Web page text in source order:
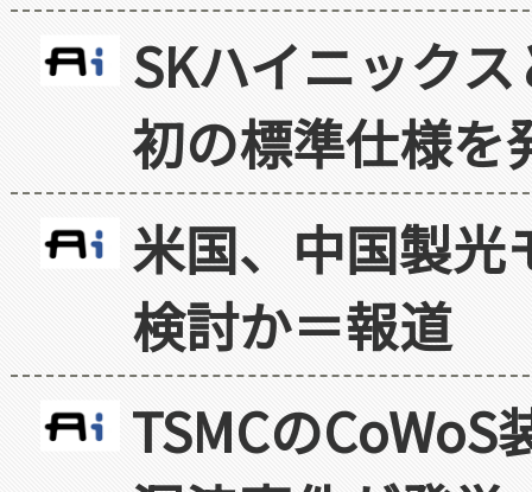
SKハイニック
初の標準仕様を
米国、中国製光
検討か＝報道
TSMCの